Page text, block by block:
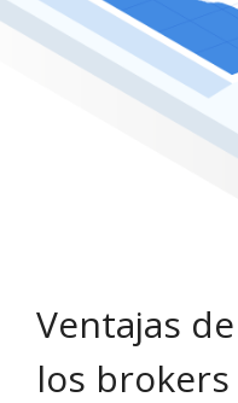
Ventajas
los